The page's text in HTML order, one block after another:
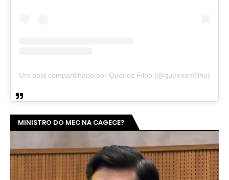
Um post compartilhado por Queiroz Filho (@queirozmfilho)
MINISTRO DO MEC NA CAGECE?